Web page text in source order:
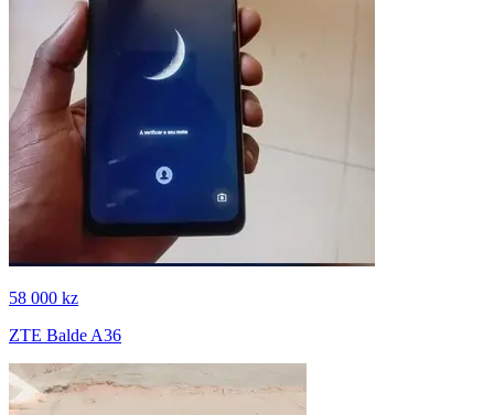
58 000 kz
ZTE Balde A36